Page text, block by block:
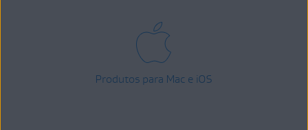
Produtos para Mac e iOS